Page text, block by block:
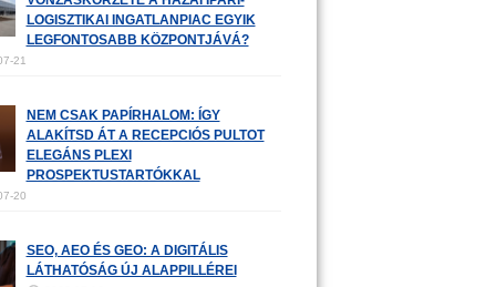
LOGISZTIKAI INGATLANPIAC EGYIK
LEGFONTOSABB KÖZPONTJÁVÁ?
21
NEM CSAK PAPÍRHALOM: ÍGY
ALAKÍTSD ÁT A RECEPCIÓS PULTOT
ELEGÁNS PLEXI
PROSPEKTUSTARTÓKKAL
20
SEO, AEO ÉS GEO: A DIGITÁLIS
LÁTHATÓSÁG ÚJ ALAPPILLÉREI